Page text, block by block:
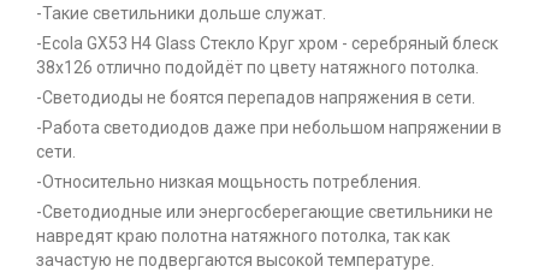
-Такие светильники дольше служат.
-Ecola GX53 H4 Glass Стекло Круг хром - серебряный блеск
38x126 отлично подойдёт по цвету натяжного потолка.
-Светодиоды не боятся перепадов напряжения в сети.
-Работа светодиодов даже при небольшом напряжении в
сети.
-Относительно низкая мощьность потребления.
-Светодиодные или энергосберегающие светильники не
навредят краю полотна натяжного потолка, так как
зачастую не подвергаются высокой температуре.